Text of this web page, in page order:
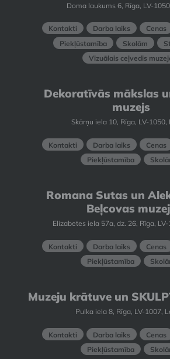
Doma laukums 6, Rīga, LV-
Kontakti Darba laiks Cenas
Piekļūstamība
Skolām
Vizuālais ceļvedis
Dekoratīvās mākslas
muzejs
Skārņu iela 10, Rīga, LV-1050,
Kontakti Darba laiks Cenas
Piekļūstamība
Romana Sutas un
Beļcovas
Elizabetes iela 57a, dz. 26, Rīga,
Kontakti Darba laiks Cenas
Piekļūstamība
Muzeju krātuve un
Pulka iela 8, Rīga, LV-1007,
Kontakti Darba laiks Cenas
Piekļūstamība